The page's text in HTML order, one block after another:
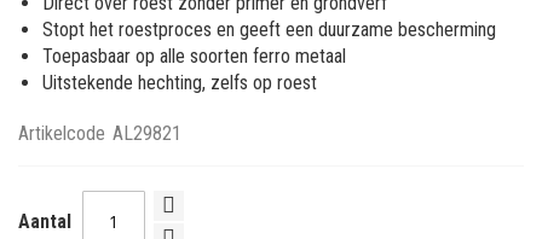
gallerijStopt het roestproces en geeft een duurzame bescherming
Toepasbaar op alle soorten ferro metaal
Uitstekende hechting, zelfs op roest
Artikelcode AL29821
Aantal